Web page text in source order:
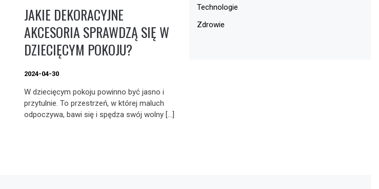
JAKIE DEKORACYJNE
AKCESORIA SPRAWDZĄ SIĘ W
DZIECIĘCYM POKOJU?
2024-04-30
W dziecięcym pokoju powinno być jasno i
przytulnie. To przestrzeń, w której maluch
odpoczywa, bawi się i spędza swój wolny […]
Technologie
Zdrowie